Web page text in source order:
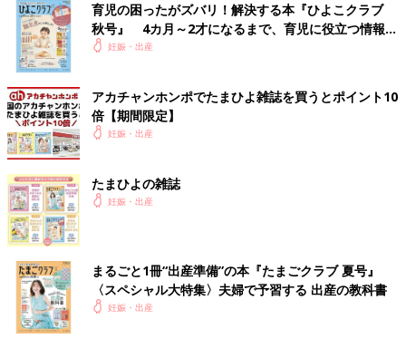
「こんな風にお腹が出てくるのか」とか、「ここには肉はつかな
いのね」とか、自分のお腹の変化を面白く観察していたら・・・
自分の体のはずなのに、生命の作り出す不思議な形を観察してい
るような気分になってきて。
なものを感じてしまいました。
育児の困ったがズバリ！解決する本『ひよこクラブ
秋号』 4カ月～2才になるまで、育児に役立つ情報が
いっぱい！
妊娠・出産
アカチャンホンポでたまひよ雑誌を買うとポイント10
倍【期間限定】
妊娠・出産
たまひよの雑誌
妊娠・出産
まるごと1冊“出産準備”の本『たまごクラブ 夏号』
〈スペシャル大特集〉夫婦で予習する 出産の教科書
妊娠・出産